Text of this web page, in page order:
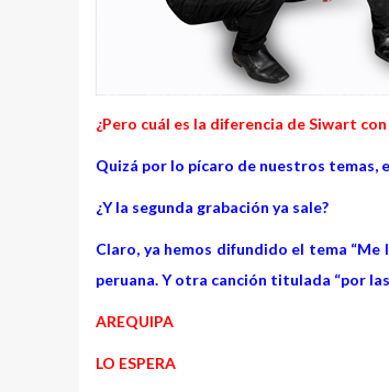
¿Pero cuál es la diferencia de Siwart
Quizá por lo pícaro de nuestros temas,
¿Y la segunda grabación ya sale?
Claro, ya hemos difundido el tema “Me
peruana. Y otra canción titulada “por las
AREQUIPA
LO ESPERA